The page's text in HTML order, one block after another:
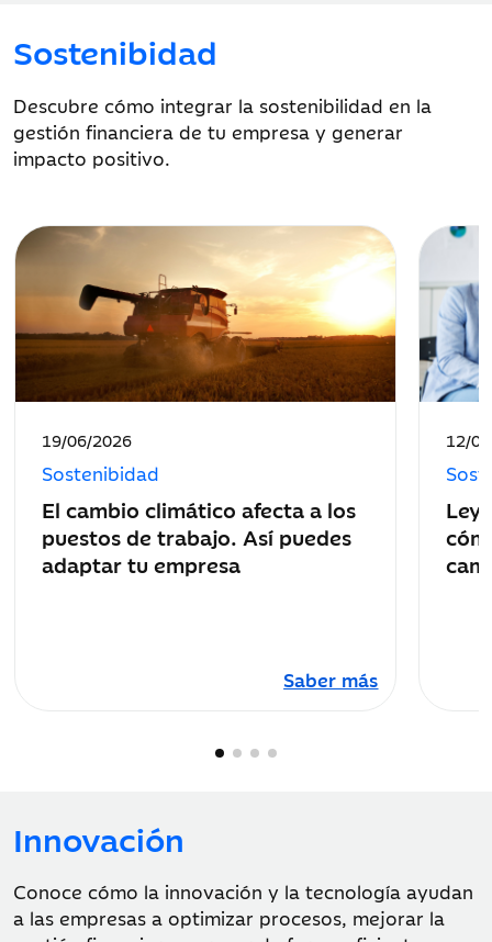
Sostenibidad
Descubre cómo integrar la sostenibilidad en la
gestión financiera de tu empresa y generar
impacto positivo.
Fecha
publicación:
19/06/2026
Sostenibidad
El cambio climático afecta a los
puestos de trabajo. Así puedes
adaptar tu empresa
Saber más
Fecha
12/
Ley
Innovación
Conoce cómo la innovación y la tecnología ayudan
a las empresas a optimizar procesos, mejorar la